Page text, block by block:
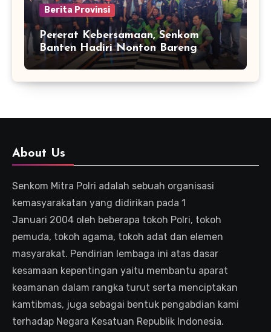
Berita Provinsi
Pererat Kebersamaan, Senkom
Banten Hadiri Nonton Bareng
Kapolda Final Piala Dunia 2026
About Us
Senkom Mitra Polri adalah sebuah organisasi
kemasyarakatan yang didirikan pada 1
Januari 2004 oleh beberapa tokoh Polri, tokoh
pemuda, tokoh agama, tokoh adat dan elemen
masyarakat. Pendirian lembaga ini atas dasar
kesamaan kepentingan yaitu membantu aparat
keamanan dalam rangka turut serta menciptakan
kamtibmas, juga sebagai bentuk pengabdian kami
terhadap Negara Kesatuan Republik Indonesia.